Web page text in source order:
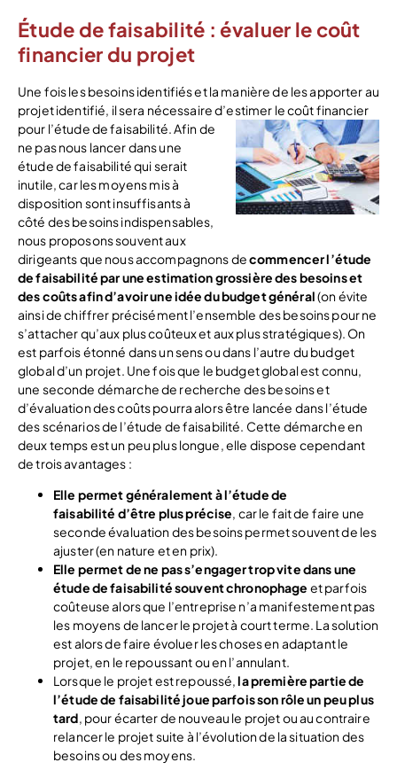
Étude de faisabilité : évaluer le coût
financier du projet
Une fois les besoins identifiés et la manière de les apporter au
projet identifié, il sera nécessaire d’estimer le coût financier
pour l’étude de faisabilité.Afin de
ne pas nous lancer dans une
étude de faisabilité qui serait
inutile, car les moyens mis à
disposition sont insuffisants à
côté des besoins indispensables,
nous proposons souvent aux
dirigeants que nous accompagnons decommencer l’étude
de faisabilité par une estimation grossière des besoins et
des coûts afin d’avoir une idée du budget général(on évite
ainsi de chiffrer précisément l’ensemble des besoins pour ne
s’attacher qu’aux plus coûteux et aux plus stratégiques). On
est parfois étonné dans un sens ou dans l’autre du budget
global d’un projet. Une fois que le budget global est connu,
une seconde démarche de recherche des besoins et
d’évaluation des coûts pourra alors être lancée dans l’étude
des scénarios de l’étude de faisabilité. Cette démarche en
deux temps est un peu plus longue, elle dispose cependant
de trois avantages :
Elle permet généralement à l’étude de
faisabilité d’être plus précise, car le fait de faire une
seconde évaluation des besoins permet souvent de les
ajuster (en nature et en prix).
Elle permet de ne pas s’engager trop vite dans une
étude de faisabilité souvent chronophage et parfois
coûteuse alors que l’entreprise n’a manifestement pas
les moyens de lancer le projet à court terme. La solution
est alors de faire évoluer les choses en adaptant le
projet, en le repoussant ou en l’annulant.
Lorsque le projet est repoussé,la première partie de
l’étude de faisabilité joue parfois son rôle un peu plus
tard, pour écarter de nouveau le projet ou au contraire
relancer le projet suite à l’évolution de la situation des
besoins ou des moyens.